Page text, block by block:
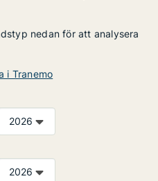
nedan för att analysera
i Tranemo